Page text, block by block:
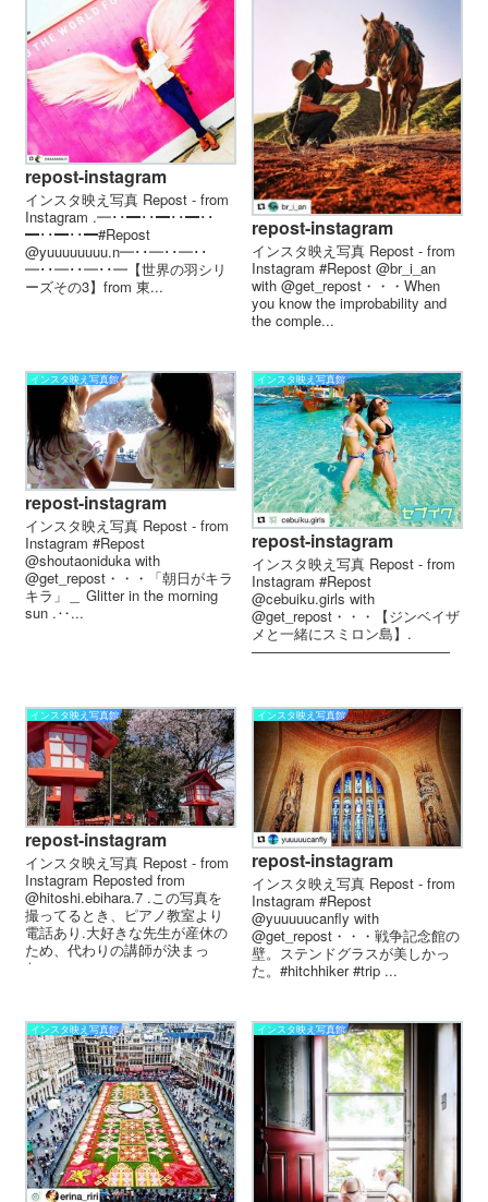
repost-instagram
インスタ映え写真 Repost - from
Instagram . ━･･━･･━･･━･･
━･･━･･━ #Repost
@yuuuuuuuu.n ━･･━･･━･･
━･･━･･━･･━ 【世界の羽シリ
ーズその3】from 東...
repost-instagram
インスタ映え写真 Repost - from
Instagram #Repost @br_i_an
with @get_repost・・・When
you know the improbability and
the comple...
インスタ映え写真館
repost-instagram
インスタ映え写真 Repost - from
Instagram #Repost
@shoutaoniduka with
@get_repost・・・「朝日がキラ
キラ」＿ Glitter in the morning
sun .‥...
インスタ映え写真館
repost-instagram
インスタ映え写真 Repost - from
Instagram #Repost
@cebuiku.girls with
@get_repost・・・【ジンベイザ
メと一緒にスミロン島】.
——————————————
インスタ映え写真館
repost-instagram
インスタ映え写真 Repost - from
Instagram Reposted from
@hitoshi.ebihara.7 .この写真を
撮ってるとき、ピアノ教室より
電話あり.大好きな先生が産休の
ため、代わりの講師が決まっ
た...
インスタ映え写真館
repost-instagram
インスタ映え写真 Repost - from
Instagram #Repost
@yuuuuucanfly with
@get_repost・・・戦争記念館の
壁。ステンドグラスが美しかっ
た。#hitchhiker #trip ...
インスタ映え写真館 インスタ映え写真館